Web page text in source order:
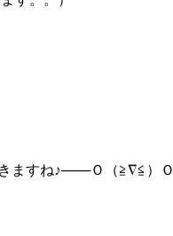
ますね♪───Ｏ（≧∇≦）Ｏ